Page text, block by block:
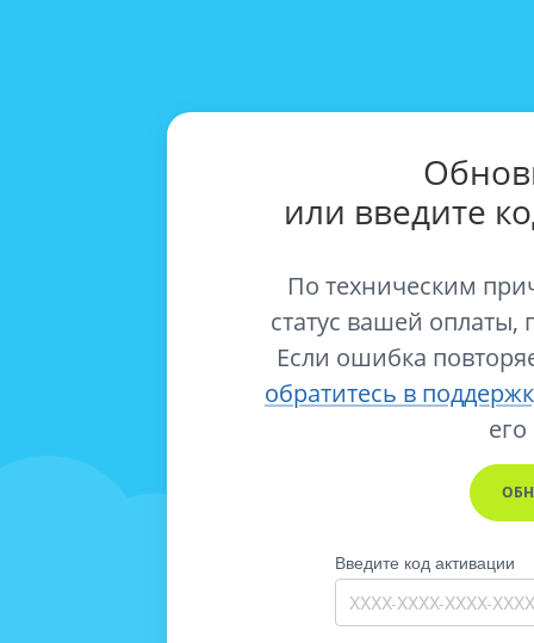
или введите
По техническим
статус вашей оплаты,
Если ошибка
обратитесь в
его
Введите код активации